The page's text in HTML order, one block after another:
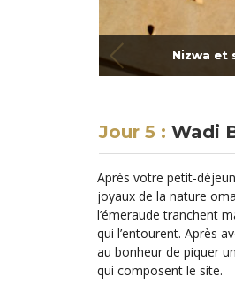
Nizwa et
Jour 5 : Wadi
Après votre petit-
joyaux de la nature
l’émeraude tranchent
qui l’entourent. Après
au bonheur de piquer
qui composent le site.